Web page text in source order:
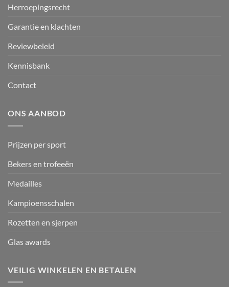
Herroepingsrecht
Garantie en klachten
Reviewbeleid
Kennisbank
Contact
ONS AANBOD
Prijzen per sport
Bekers en trofeeën
Medailles
Kampioensschalen
Rozetten en sjerpen
Glas awards
VEILIG WINKELEN EN BETALEN